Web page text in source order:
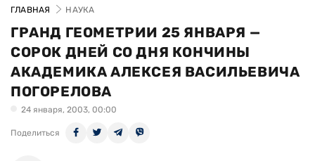
ГЛАВНАЯ НАУКА
ГРАНД ГЕОМЕТРИИ 25 ЯНВАРЯ —
СОРОК ДНЕЙ СО ДНЯ КОНЧИНЫ
АКАДЕМИКА АЛЕКСЕЯ ВАСИЛЬЕВИЧА
ПОГОРЕЛОВА
24 января, 2003, 00:00
Поделиться